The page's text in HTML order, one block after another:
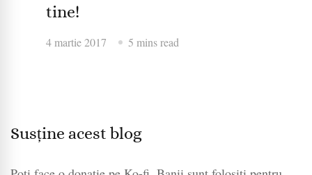
tine!
4 martie 2017 5 mins read
Susține acest blog